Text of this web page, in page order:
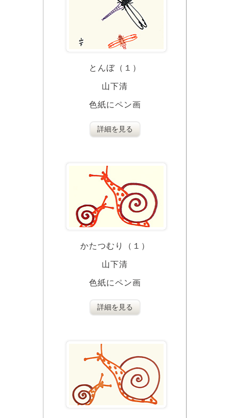
とんぼ（１）
山下清
色紙にペン画
詳細を見る
かたつむり（１）
山下清
色紙にペン画
詳細を見る